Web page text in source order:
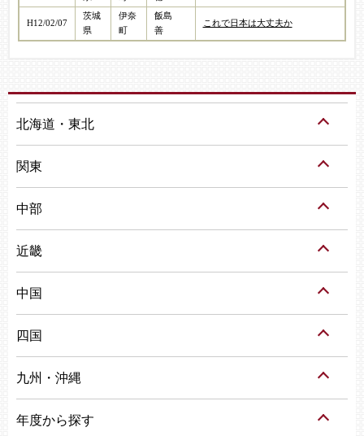
H12/02/07
茨城
県
伊奈
町
飯島
善
これで日本は大丈夫か
北海道・東北
関東
中部
近畿
中国
四国
九州・沖縄
年度から探す